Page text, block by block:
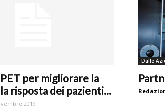
per migliorare la
risposta dei pazienti...
2019
Dalle